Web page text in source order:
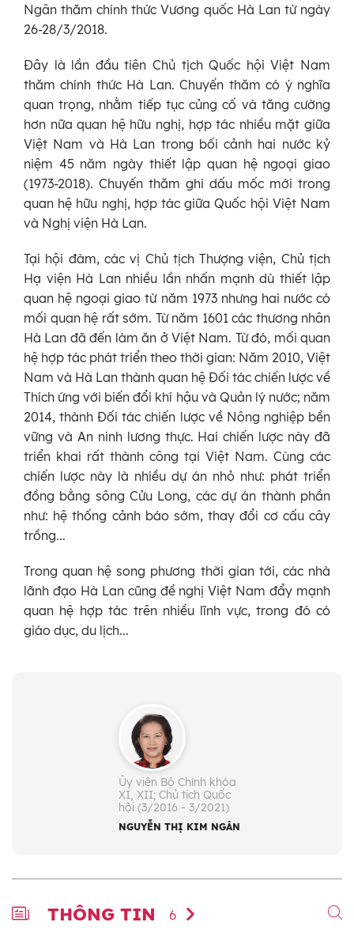
Ngân thăm chính thức Vương quốc Hà Lan từ ngày
26-28/3/2018.
Đây là lần đầu tiên Chủ tịch Quốc hội Việt Nam
thăm chính thức Hà Lan. Chuyến thăm có ý nghĩa
quan trọng, nhằm tiếp tục củng cố và tăng cường
hơn nữa quan hệ hữu nghị, hợp tác nhiều mặt giữa
Việt Nam và Hà Lan trong bối cảnh hai nước kỷ
niệm 45 năm ngày thiết lập quan hệ ngoại giao
(1973-2018). Chuyến thăm ghi dấu mốc mới trong
quan hệ hữu nghị, hợp tác giữa Quốc hội Việt Nam
và Nghị viện Hà Lan.
Tại hội đàm, các vị Chủ tịch Thượng viện, Chủ tịch
Hạ viện Hà Lan nhiều lần nhấn mạnh dù thiết lập
quan hệ ngoại giao từ năm 1973 nhưng hai nước có
mối quan hệ rất sớm. Từ năm 1601 các thương nhân
Hà Lan đã đến làm ăn ở Việt Nam. Từ đó, mối quan
hệ hợp tác phát triển theo thời gian: Năm 2010, Việt
Nam và Hà Lan thành quan hệ Đối tác chiến lược về
Thích ứng với biến đổi khí hậu và Quản lý nước; năm
2014, thành Đối tác chiến lược về Nông nghiệp bền
vững và An ninh lương thực. Hai chiến lược này đã
triển khai rất thành công tại Việt Nam. Cùng các
chiến lược này là nhiều dự án nhỏ như: phát triển
đồng bằng sông Cửu Long, các dự án thành phần
như: hệ thống cảnh báo sớm, thay đổi cơ cấu cây
trồng...
Trong quan hệ song phương thời gian tới, các nhà
lãnh đạo Hà Lan cũng đề nghị Việt Nam đẩy mạnh
quan hệ hợp tác trên nhiều lĩnh vực, trong đó có
giáo dục, du lịch...
Ủy viên Bộ Chính khóa
XI, XII; Chủ tịch Quốc
hội (3/2016 - 3/2021)
NGUYỄN THỊ KIM NGÂN
THÔNG TIN 6